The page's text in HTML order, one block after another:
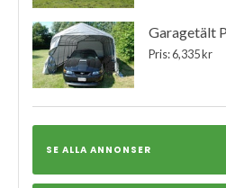
Garagetält
Pris: 6,335 kr
SE ALLA ANNONSER